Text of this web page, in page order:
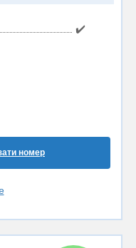
✔️
номер